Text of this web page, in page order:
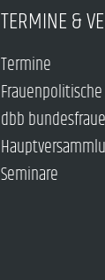
TERMINE &
Termine
dbb
Seminare